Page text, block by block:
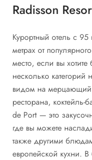
Radisson
Курортный отель с
метрах от
место, если вы хотите
несколько
видом на мерцающий
ресторана, коктейль-
de Port — это
где вы можете
также другими
европейской кухни. В